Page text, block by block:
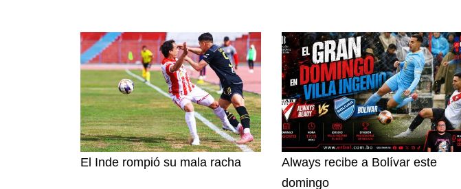
El Inde rompió su mala racha
Always recibe a Bolívar este
domingo